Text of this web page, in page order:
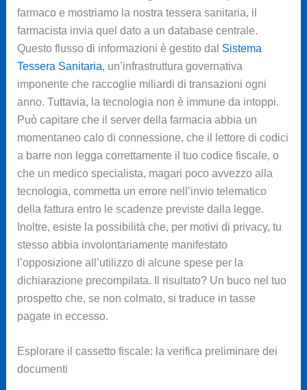
farmaco e mostriamo la nostra tessera sanitaria, il
farmacista invia quel dato a un database centrale.
Questo flusso di informazioni è gestito dal Sistema
Tessera Sanitaria, un’infrastruttura governativa
imponente che raccoglie miliardi di transazioni ogni
anno. Tuttavia, la tecnologia non è immune da intoppi.
Può capitare che il server della farmacia abbia un
momentaneo calo di connessione, che il lettore di codici
a barre non legga correttamente il tuo codice fiscale, o
che un medico specialista, magari poco avvezzo alla
tecnologia, commetta un errore nell’invio telematico
della fattura entro le scadenze previste dalla legge.
Inoltre, esiste la possibilità che, per motivi di privacy, tu
stesso abbia involontariamente manifestato
l’opposizione all’utilizzo di alcune spese per la
dichiarazione precompilata. Il risultato? Un buco nel tuo
prospetto che, se non colmato, si traduce in tasse
pagate in eccesso.
Esplorare il cassetto fiscale: la verifica preliminare dei
documenti